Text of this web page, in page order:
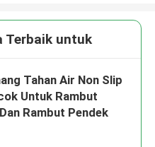
Terbaik untuk
Tahan Air Non Slip
Untuk Rambut
Rambut Pendek